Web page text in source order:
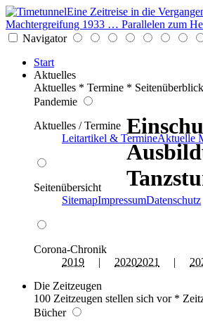
Eine Zeitreise in die
Machtergreifung 1933 … Parallelen zum
Navigator
Start
Aktuelles
Aktuelles * Termine *
Pandemie
Aktuelles / Termine
Leitartikel & TermineAktuelle
Seitenübersicht
SitemapImpressumDatenschutz
Corona-Chronik
2019 | 20202021 |
Die Zeitzeugen
100 Zeitzeugen stellen sich vor *
Bücher